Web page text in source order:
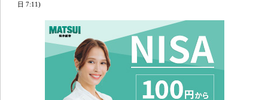
日 7:11)